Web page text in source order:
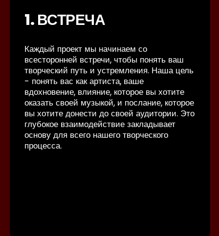
1. ВСТРЕЧА
Каждый проект мы начинаем со
всесторонней встречи, чтобы понять ваш
творческий путь и устремления. Наша цель
- понять вас как артиста, ваше
вдохновение, влияние, которое вы хотите
оказать своей музыкой, и послание, которое
вы хотите донести до своей аудитории. Это
глубокое взаимодействие закладывает
основу для всего нашего творческого
процесса.